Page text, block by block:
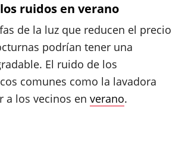
ruidos en verano
de la luz que reducen el precio
podrían tener una
El ruido de los
comunes como la lavadora
a los vecinos en verano.